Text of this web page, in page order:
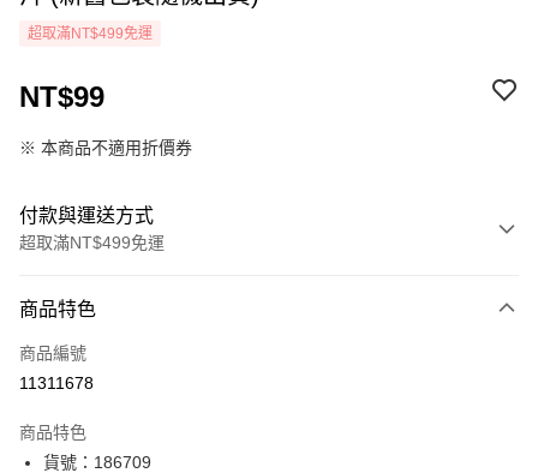
超取滿NT$499免運
NT$99
※ 本商品不適用折價券
付款與運送方式
超取滿NT$499免運
icash Pay
信用卡一次付款
LINE Pay
商品特色
商品編號
11311678
商品特色
貨號：186709